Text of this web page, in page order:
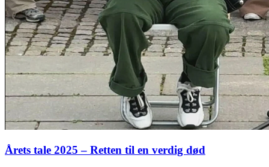
Årets tale 2025 – Retten til en verdig død